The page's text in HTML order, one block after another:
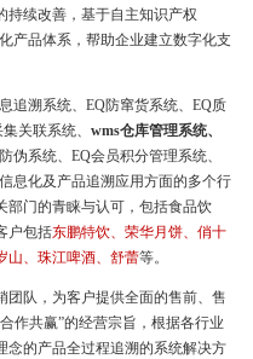
持续改善，基于自主知识产权
产品体系，帮助企业建立数字化支
追溯系统、EQ防窜货系统、EQ质
关联系统、 wms仓库管理系统、
伪系统、EQ会员积分管理系统、
息化及产品追溯应用方面的多个行
部门的青睐与认可，包括食品饮
户包括东鹏特饮、荣华月饼、俏十
山、珠江啤酒、舒蕾等。
团队，为客户提供全面的售前、售
作共赢”的经营宗旨，根据各行业
念的产品全过程追溯的系统解决方